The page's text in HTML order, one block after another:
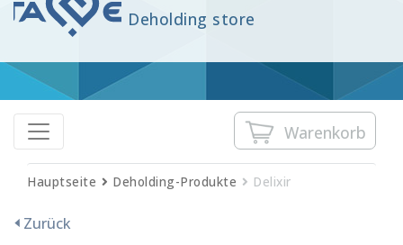
Deholding store
Warenkorb
Hauptseite Deholding-Produkte Delixir
Zurück